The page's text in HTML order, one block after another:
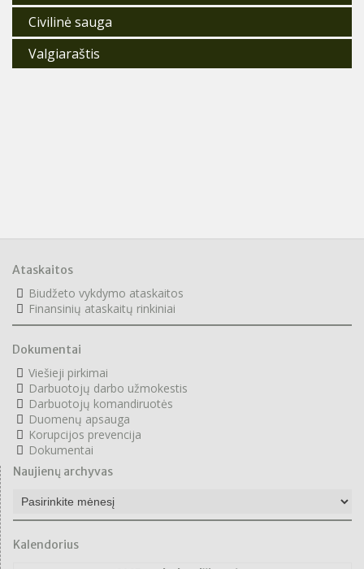
Civilinė sauga
Valgiaraštis
Ataskaitos
Biudžeto vykdymo ataskaitos
Finansinių ataskaitų rinkiniai
Dokumentai
Viešieji pirkimai
Darbuotojų darbo užmokestis
Darbuotojų komandiruotės
Duomenų apsauga
Korupcijos prevencija
Dokumentai
Naujienų archyvas
u
i
e
Kalendorius